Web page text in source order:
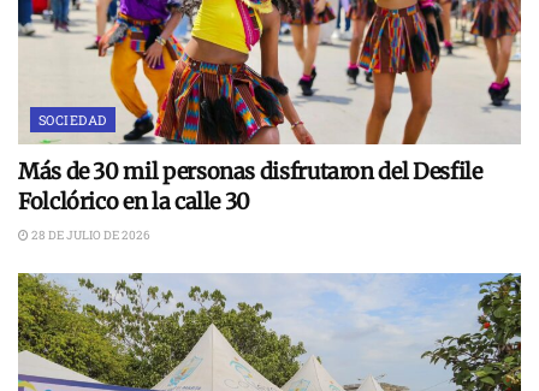
SOCIEDAD
Más de 30 mil personas disfrutaron del Desfile
Folclórico en la calle 30
28 DE JULIO DE 2026